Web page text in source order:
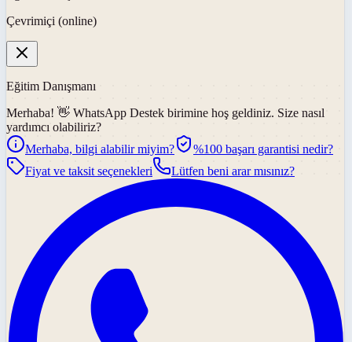
Çevrimiçi (online)
Eğitim Danışmanı
Merhaba! 👋 WhatsApp Destek birimine hoş geldiniz. Size nasıl
yardımcı olabiliriz?
Merhaba, bilgi alabilir miyim?
%100 başarı garantisi nedir?
Fiyat ve taksit seçenekleri
Lütfen beni arar mısınız?